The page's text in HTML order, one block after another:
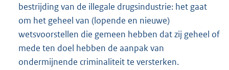
bestrijding van de illegale drugsindustrie: het gaat
om het geheel van (lopende en nieuwe)
wetsvoorstellen die gemeen hebben dat zij geheel of
mede ten doel hebben de aanpak van
ondermijnende criminaliteit te versterken.